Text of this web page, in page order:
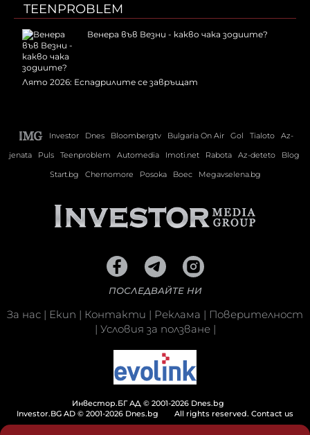
TEENPROBLEM
Венера във Везни - какво чака зодиите?
Лято 2026: Еспадрилите се завръщат
Investor Dnes Bloombergtv Bulgaria On Air Gol Tialoto
Az-
jenata
Puls Teenproblem Automedia Imoti.net Rabota Az-deteto
Blog
Start.bg
Chernomore Posoka Boec Megavselena.bg
ПОСЛЕДВАЙТЕ НИ
За нас | Екип | Контакти | Реклама | Поверителност
| Условия за ползване|
Инвестор.БГ АД © 2001-2026 Dnes.bg
Investor.BG AD © 2001-2026 Dnes.bg
All rights reserved. Contact us